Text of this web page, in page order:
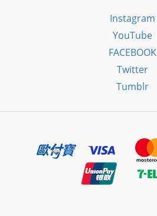
Instagram
YouTube
FACEBOOK
Twitter
Tumblr